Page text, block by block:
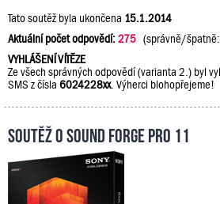
Tato soutěž byla ukončena 15.1.2014
Aktuální počet odpovědí:275 (správně/špatně:
VYHLÁŠENÍ VÍTĚZE
Ze všech správných odpovědí (varianta 2.) byl
SMS z čísla 6024228xx. Výherci blohopřejeme!
Soutěž o Sound Forge Pro 11